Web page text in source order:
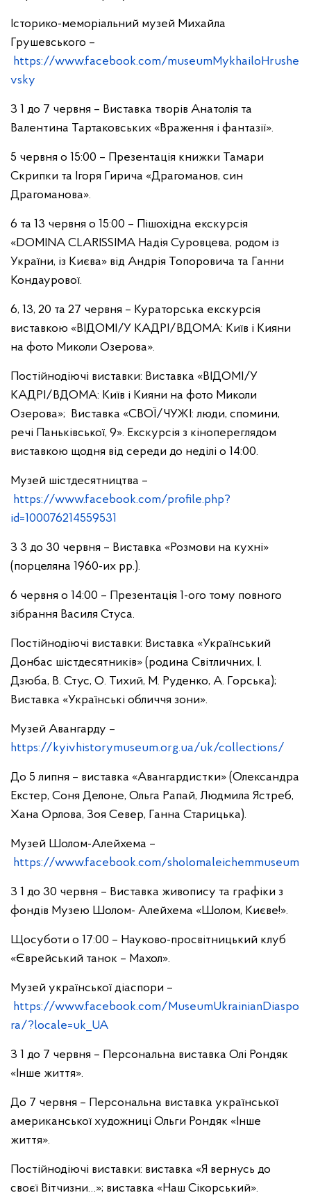
Історико-меморіальний музей Михайла
Грушевського –
https://www.facebook.com/museumMykhailoHrushe
vsky
З 1 до 7 червня – Виставка творів Анатолія та
Валентина Тартаковських «Враження і фантазії».
5 червня о 15:00 – Презентація книжки Тамари
Скрипки та Ігоря Гирича «Драгоманов, син
Драгоманова».
6 та 13 червня о 15:00 – Пішохідна екскурсія
«DOMINA CLARISSIMA Надія Суровцева, родом із
України, із Києва» від Андрія Топоровича та Ганни
Кондаурової.
6, 13, 20 та 27 червня – Кураторська екскурсія
виставкою «ВІДОМІ/У КАДРІ/ВДОМА: Київ і Кияни
на фото Миколи Озерова».
Постійнодіючі виставки: Виставка «ВІДОМІ/У
КАДРІ/ВДОМА: Київ і Кияни на фото Миколи
Озерова»; Виставка «СВОЇ/ЧУЖІ: люди, спомини,
речі Паньківської, 9». Екскурсія з кінопереглядом
виставкою щодня від середи до неділі о 14:00.
Музей шістдесятництва –
https://www.facebook.com/profile.php?
id=100076214559531
З 3 до 30 червня – Виставка «Розмови на кухні»
(порцеляна 1960-их рр.).
6 червня о 14:00 – Презентація 1-ого тому повного
зібрання Василя Стуса.
Постійнодіючі виставки: Виставка «Український
Донбас шістдесятників» (родина Світличних, І.
Дзюба, В. Стус, О. Тихий, М. Руденко, А. Горська);
Виставка «Українські обличчя зони».
Музей Авангарду –
https://kyivhistorymuseum.org.ua/uk/collections/
До 5 липня – виставка «Авангардистки» (Олександра
Екстер, Соня Делоне, Ольга Рапай, Людмила Ястреб,
Хана Орлова, Зоя Север, Ганна Старицька).
Музей Шолом-Алейхема –
https://www.facebook.com/sholomaleichemmuseum
З 1 до 30 червня – Виставка живопису та графіки з
фондів Музею Шолом- Алейхема «Шолом, Києве!».
Щосуботи о 17:00 – Науково-просвітницький клуб
«Єврейський танок – Махол».
Музей української діаспори –
https://www.facebook.com/MuseumUkrainianDiaspo
ra/?locale=uk_UA
З 1 до 7 червня – Персональна виставка Олі Рондяк
«Інше життя».
До 7 червня – Персональна виставка української
американської художниці Ольги Рондяк «Інше
життя».
Постійнодіючі виставки: виставка «Я вернусь до
своєї Вітчизни…»; виставка «Наш Сікорський».